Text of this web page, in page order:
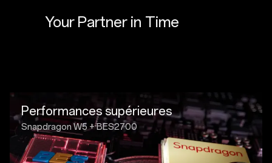
Your Partner in Time
Performances supérieures
Snapdragon W5 + BES2700